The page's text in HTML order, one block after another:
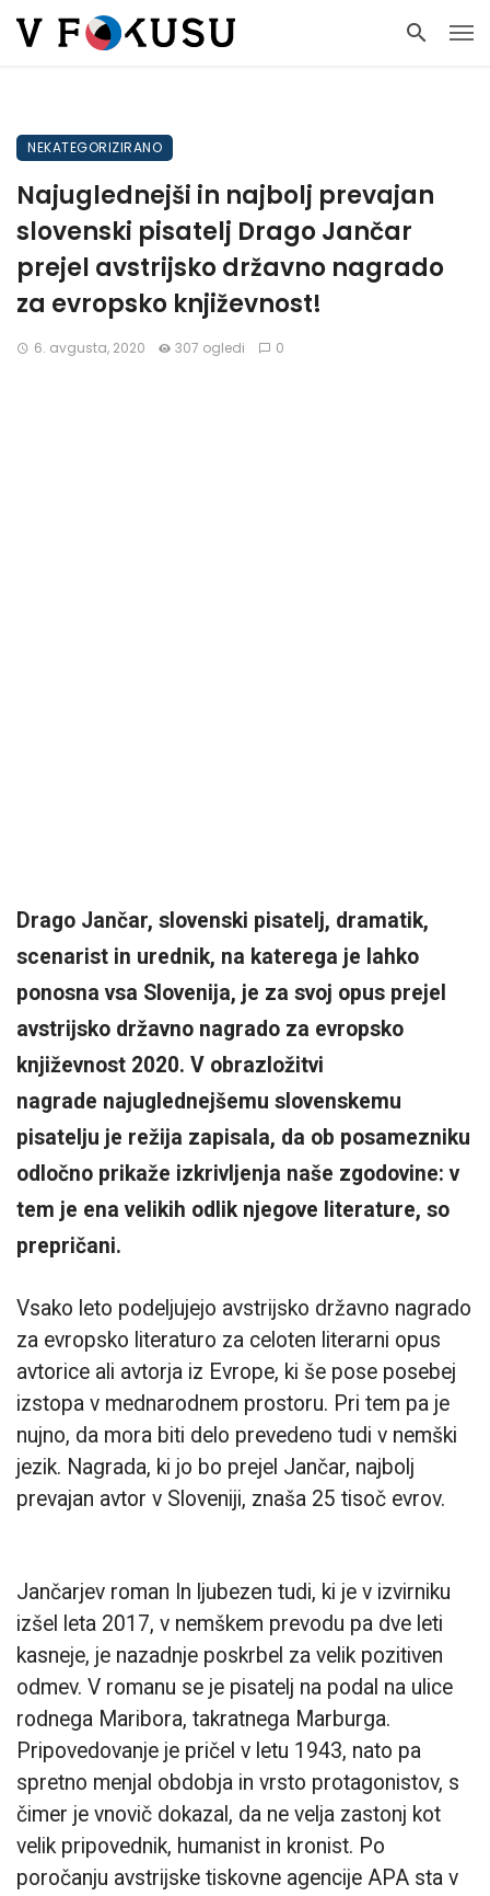
NEKATEGORIZIRANO
Najuglednejši in najbolj prevajan
slovenski pisatelj Drago Jančar
prejel avstrijsko državno nagrado
za evropsko književnost!
6. avgusta, 2020 307 ogledi 0
Drago Jančar, slovenski pisatelj, dramatik,
scenarist in urednik, na katerega je lahko
ponosna vsa Slovenija, je za svoj opus prejel
avstrijsko državno nagrado za evropsko
književnost 2020. V obrazložitvi
nagrade najuglednejšemu slovenskemu
pisatelju je režija zapisala, da ob posamezniku
odločno prikaže izkrivljenja naše zgodovine: v
tem je ena velikih odlik njegove literature, so
prepričani.
Vsako leto podeljujejo avstrijsko državno nagrado
za evropsko literaturo za celoten literarni opus
avtorice ali avtorja iz Evrope, ki še pose posebej
izstopa v mednarodnem prostoru. Pri tem pa je
nujno, da mora biti delo prevedeno tudi v nemški
jezik. Nagrada, ki jo bo prejel Jančar, najbolj
prevajan avtor v Sloveniji, znaša 25 tisoč evrov.
Jančarjev roman In ljubezen tudi, ki je v izvirniku
izšel leta 2017, v nemškem prevodu pa dve leti
kasneje, je nazadnje poskrbel za velik pozitiven
odmev. V romanu se je pisatelj na podal na ulice
rodnega Maribora, takratnega Marburga.
Pripovedovanje je pričel v letu 1943, nato pa
spretno menjal obdobja in vrsto protagonistov, s
čimer je vnovič dokazal, da ne velja zastonj kot
velik pripovednik, humanist in kronist. Po
poročanju avstrijske tiskovne agencije APA sta v